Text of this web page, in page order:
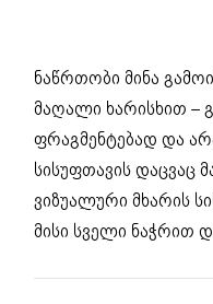
ნაწრთობი მინა
მაღალი ხარისხით –
ფრაგმენტებად და
სისუფთავის დაცვაც
ვიზუალური მხარის
მისი სველი ნაჭრით